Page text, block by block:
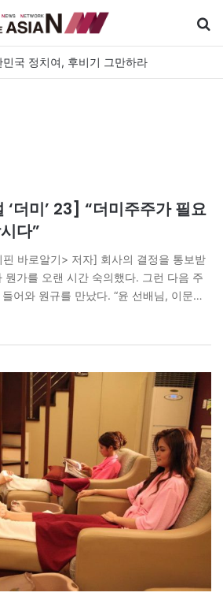
국 정치여, 후비기 그만하라
‘더미’ 23] “더미주주가 필요
다”
바로알기> 저자] 회사의 결정을 통보받
뭔가를 오랜 시간 숙의했다. 그런 다음 주
어와 원규를 만났다. “윤 선배님, 이문식
OSC 말인가?” “네, 맞습니다. 정비 분야는
쓰면 되고 제가 주력할 분야는 중고차량